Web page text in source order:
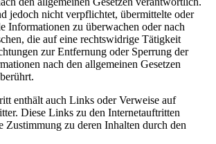
jedoch nicht verpflichtet, übermittelte oder
Informationen zu überwachen oder nach
die auf eine rechtswidrige Tätigkeit
zur Entfernung oder Sperrung der
nach den allgemeinen Gesetzen
enthält auch Links oder Verweise auf
Diese Links zu den Internetauftritten
Zustimmung zu deren Inhalten durch den